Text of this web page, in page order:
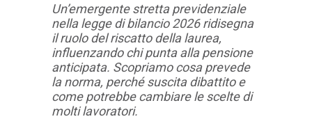
Un’emergente stretta previdenziale
nella legge di bilancio 2026 ridisegna
il ruolo del riscatto della laurea,
influenzando chi punta alla pensione
anticipata. Scopriamo cosa prevede
la norma, perché suscita dibattito e
come potrebbe cambiare le scelte di
molti lavoratori.